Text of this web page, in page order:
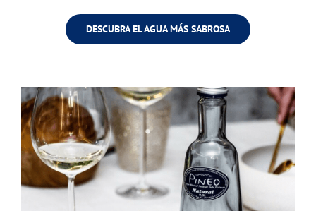
DESCUBRA EL AGUA MÁS SABROSA